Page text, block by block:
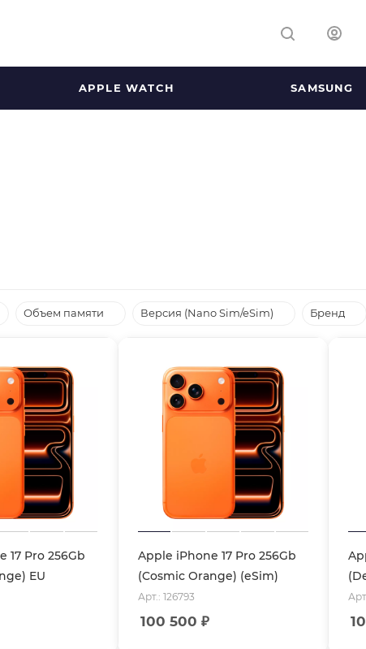
APPLE WATCH SAMSUNG
Объем памяти Версия (Nano Sim/eSim) Бренд
17 Pro 256Gb
EU
Apple iPhone 17 Pro 256Gb
(Cosmic Orange) (eSim)
Арт.: 126793
100 500 ₽